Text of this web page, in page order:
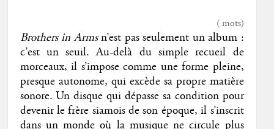
(mots)
Brothers in Armsn’est pas seulement un album :
c’est un seuil. Au-delà du simple recueil de
morceaux, il s’impose comme une forme pleine,
presque autonome, qui excède sa propre matière
sonore. Un disque qui dépasse sa condition pour
devenir le frère siamois de son époque, il s’inscrit
dans un monde où la musique ne circule plus